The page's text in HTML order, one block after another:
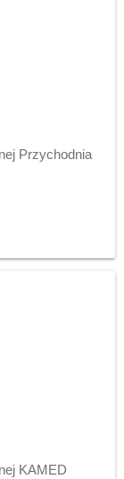
Przychodnia
KAMED